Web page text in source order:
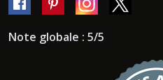
Note globale : 5/5